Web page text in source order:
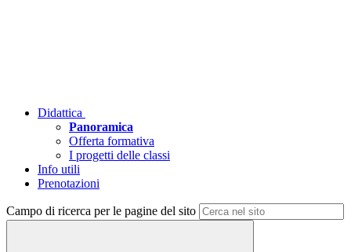
Didattica
Panoramica
Offerta formativa
I progetti delle classi
Info utili
Prenotazioni
Campo di ricerca per le pagine del sito